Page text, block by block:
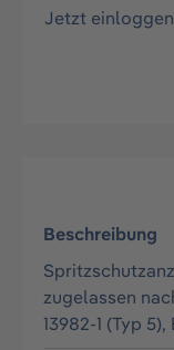
Jetzt
Beschreibung
zugelassen
13982-1 (Typ